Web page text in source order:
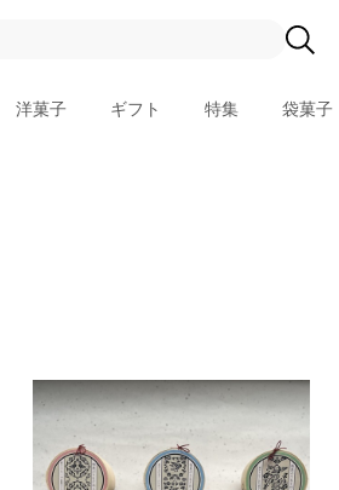
洋菓子 ギフト 特集 袋菓子